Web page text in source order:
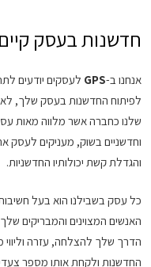
חדשנות בעסק
אנחנו ב-GPS לעסקים יודעים
לפיתוח החדשנות בעסק שלך,
שלנו כחברה אשר מלווה מאות
וחדשניים בשוק, מעניקים לעסק
והגדלת קשת יכולותיו החדשניות.
כל עסק בשבילנו הוא בעל
האנשים המצוינים והמבריקים
הדרך שלך להצלחה, עזרה וליווי
החדשנות ולקחת אותו מספר